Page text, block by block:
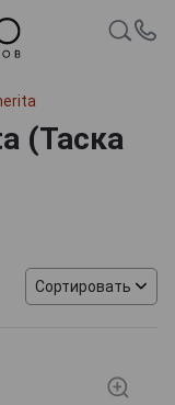
(Таска
Сортировать